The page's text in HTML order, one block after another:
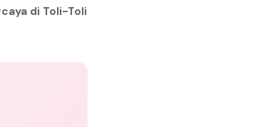
di Toli-Toli